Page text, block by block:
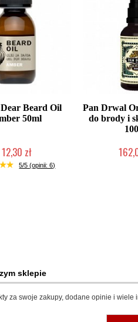
Beard Oil
50ml
12,30 zł
wycofany
5/5 (opinii: 6)
Pan Drwal
do brody i
sklepie
za swoje zakupy, dodane opinie i